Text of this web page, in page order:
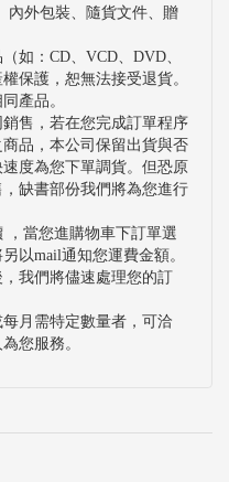
內外包裝、隨貨文件、贈
如：CD、VCD、DVD、
保護，恕無法接受退貨。
產品。
售，若在您完成訂單程序
品，本公司保留出貨與否
度為您下單調貨。但恐原
缺書部份我們將為您進行
，當您進購物車下訂單選
以mail通知您運費金額。
我們將儘速處理您的訂
月需特定數量者，可洽
您服務。